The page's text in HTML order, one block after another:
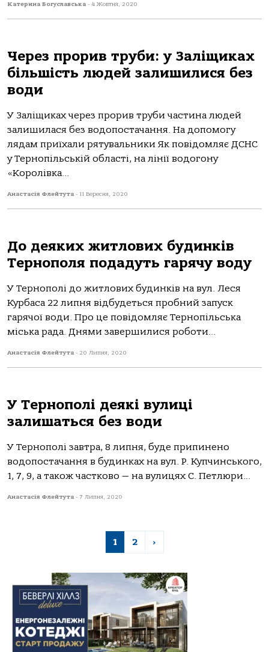
Катерина Богуславська - 4 Жовтня, 2020
Через прорив труби: у Заліщиках
більшість людей залишилися без
води
У Заліщиках через прорив труби частина людей
залишилася без водопостачання. На допомогу
лядам приїхали рятувальники Як повідомляє ДСНС
у Тернопільській області, на лінії водогону
«Королівка...
Анастасія Флейтута - 11 Вересня, 2020
До деяких житлових будинків
Тернополя подадуть гарячу воду
У Тернополі до житлових будинків на вул. Леся
Курбаса 22 липня відбудеться пробний запуск
гарячої води. Про це повідомляє Тернопільська
міська рада. Днями завершилися роботи...
Анастасія Флейтута - 20 Липня, 2020
У Тернополі деякі вулиці
залишаться без води
У Тернополі завтра, 8 липня, буде припинено
водопостачання в будинках на вул. Р. Купчинського,
1, 7, 9, а також частково — на вулицях С. Петлюри...
Анастасія Флейтута - 7 Липня, 2020
1 2 ›